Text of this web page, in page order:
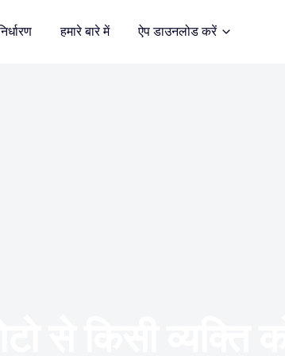
हमारे बारे में ऐप डाउनलोड करें